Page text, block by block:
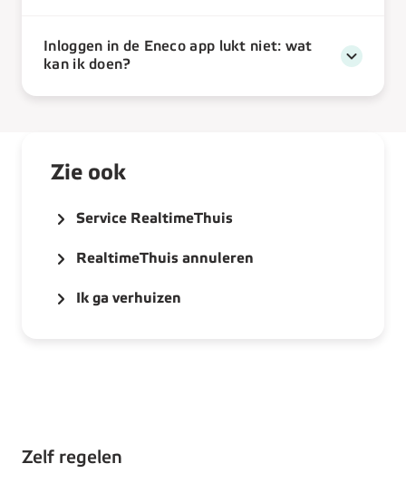
Inloggen in de Eneco app lukt niet: wat
kan ik doen?
Zie ook
Service RealtimeThuis
RealtimeThuis annuleren
Ik ga verhuizen
Zelf regelen